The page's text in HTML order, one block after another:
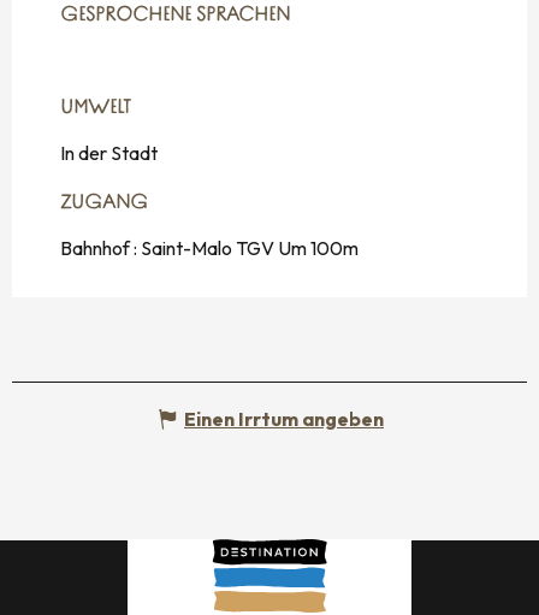
GESPROCHENE SPRACHEN
GESPROCHENE SPRACHEN
UMWELT
UMWELT
In der Stadt
ZUGANG
ZUGANG
Bahnhof : Saint-Malo TGV Um 100m
Einen Irrtum angeben